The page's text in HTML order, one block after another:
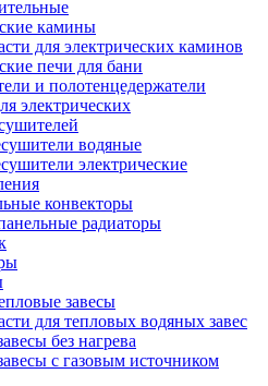
камины
для электрических каминов
печи для бани
и полотенцедержатели
электрических
водяные
электрические
конвекторы
радиаторы
завесы
для тепловых водяных завес
без нагрева
с газовым источником